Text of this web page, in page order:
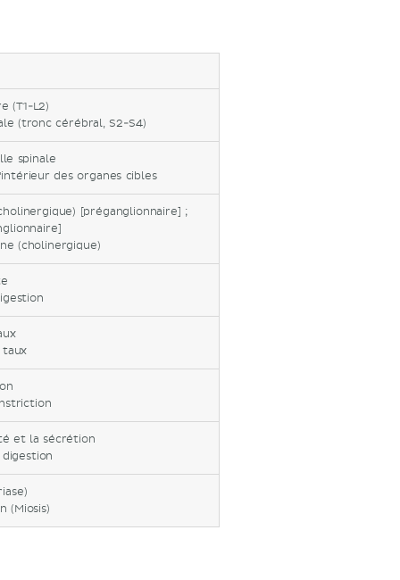
(T1-L2)
(tronc cérébral, S2-S4)
spinale
des organes cibles
[préganglionnaire] ;
(cholinergique)
et la sécrétion
(Miosis)